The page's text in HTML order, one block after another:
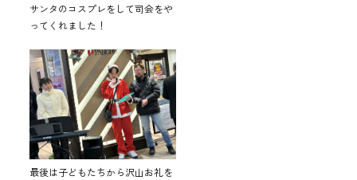
サンタのコスプレをして司会をや
ってくれました！
最後は子どもたちから沢山お礼を